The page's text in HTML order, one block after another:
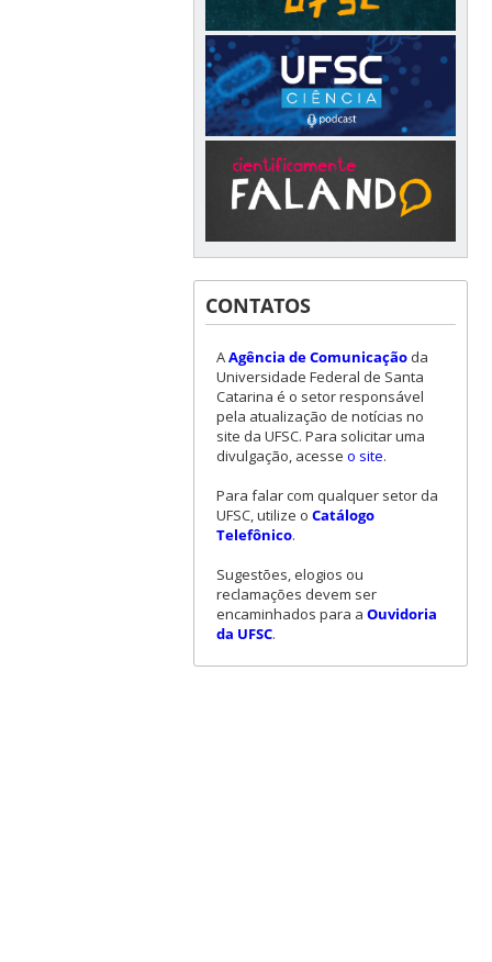
CONTATOS
AAgência de Comunicaçãoda
Universidade Federal de Santa
Catarina é o setor responsável
pela atualização de notícias no
site da UFSC. Para solicitar uma
divulgação, acesse o site.
Para falar com qualquer setor da
UFSC, utilize o Catálogo
Telefônico.
Sugestões, elogios ou
reclamações devem ser
encaminhados para a Ouvidoria
da UFSC.